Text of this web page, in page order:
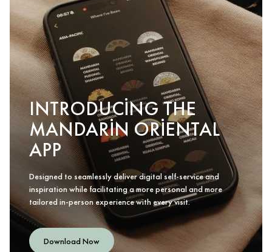
INTRODUCING THE
MANDARIN ORIENTAL
APP
Designed to seamlessly deliver digital self-service and
inspiration while facilitating a more personal and more
tailored in-person experience with every visit.
Download Now